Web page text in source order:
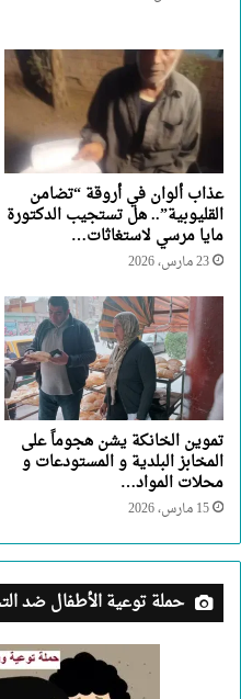
عذاب ألوان في أروقة “تضامن
القليوبية”.. هل تستجيب الدكتورة
مايا مرسي لاستغاثات…
23 مارس، 2026
تموين الخانكة يشن هجوماً على
المخابز البلدية و المستودعات و
محلات المواد…
15 مارس، 2026
حملة توعية الأطفال ضد